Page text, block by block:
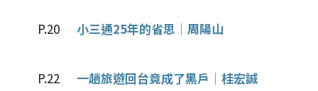
P.20 小三通25年的省思│周陽山
P.22 一趟旅遊回台竟成了黑戶│桂宏誠